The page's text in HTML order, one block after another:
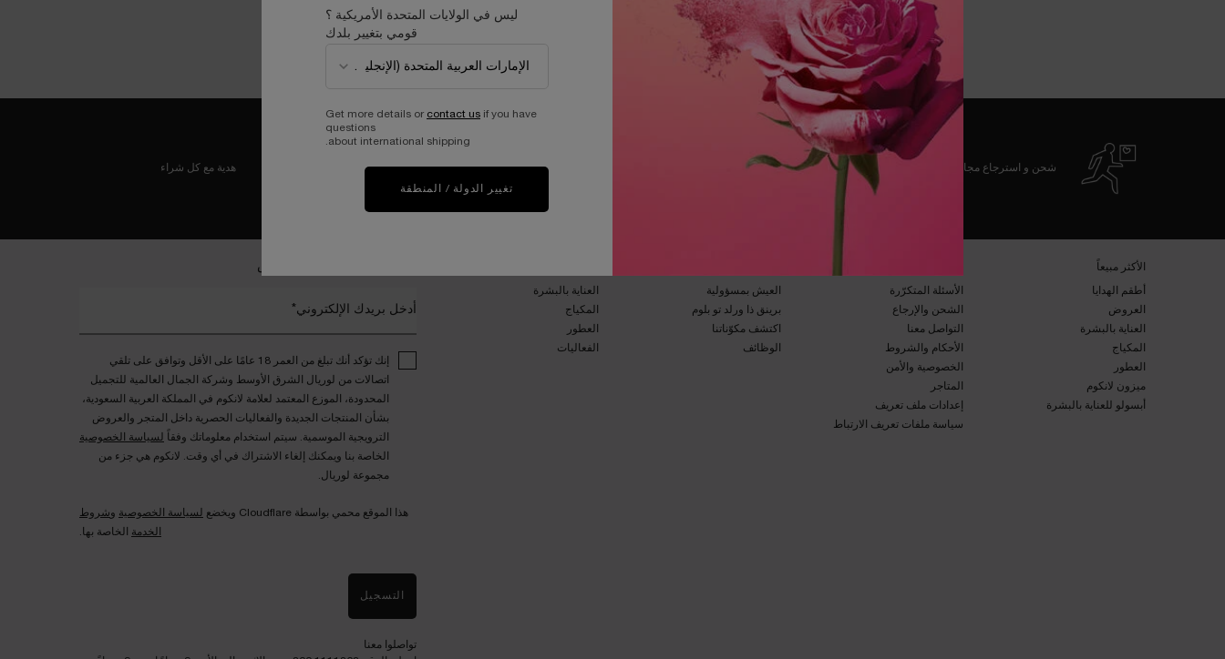
شحن و استرجاع مجاني عيّنات مجانية مع كل طلبية عملية دفع ولا أسهل هدية مع كل شراء
​الأكثر مبيعاً​
أطقم الهدايا​
العروض​
العناية بالبشرة​
المكياج​
العطور​
ميزون لانكوم​
أبسولو للعناية بالبشرة​
الأسئلة المتكرّرة​
الشحن والإرجاع​
التواصل معنا​
الأحكام والشروط​
الخصوصية والأمن​
المتاجر​
إعدادات ملف تعريف
سياسة ملفات تعريف الارتباط
العيش بمسؤولية
برينق ذا ورلد تو بلوم​​
اكتشف مكوّناتنا​
الوظائف
العناية بالبشرة​
المكياج​
العطور​
الفعاليات​
انضمي إلى عالم لانكوم الخاص
أدخل بريدك الإلكتروني*
إنك تؤكد أنك تبلغ من العمر 18 عامًا على الأقل وتوافق على تلقي
اتصالات من لوريال الشرق الأوسط وشركة الجمال العالمية للتجميل
المحدودة، الموزع المعتمد لعلامة لانكوم في المملكة العربية السعودية،
بشأن المنتجات الجديدة والفعاليات الحصرية داخل المتجر والعروض
الترويجية الموسمية. سيتم استخدام معلوماتك وفقاً
لسياسة الخصوصية
الخاصة بنا ويمكنك إلغاء الاشتراك في أي وقت. لانكوم هي جزء من
مجموعة لوريال.
هذا الموقع محمي بواسطة Cloudflare ويخضع لسياسة الخصوصية وشروط
الخدمة الخاصة بها.
التسجيل
تواصلوا معنا
ليس في الولايات المتحدة الأمريكية ؟
قومي بتغيير بلدك
Get more details or contact us if you have
questions
about international shipping.
تغيير الدولة / المنطقة